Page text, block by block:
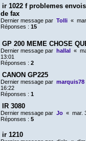
ir 1022 f problemes
de fax
Dernier message par Tolli «
Réponses : 15
GP 200 MEME CHOSE
Dernier message par hallal «
13:01
Réponses : 2
CANON GP225
Dernier message par marquis78
16:22
Réponses : 1
IR 3080
Dernier message par Jo « mar.
Réponses : 5
ir 1210